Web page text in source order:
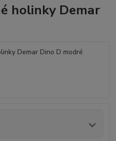
holinky Demar